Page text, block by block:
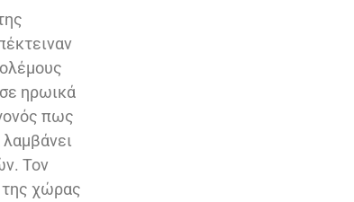
ηρωικά
πως
Τον
της χώρας